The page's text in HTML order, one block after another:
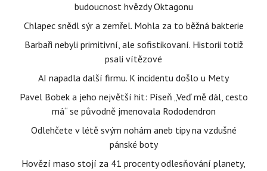
budoucnost hvězdy Oktagonu
Chlapec snědl sýr a zemřel. Mohla za to běžná bakterie
Barbaři nebyli primitivní, ale sofistikovaní. Historii totiž
psali vítězové
AI napadla další firmu. K incidentu došlo u Mety
Pavel Bobek a jeho největší hit: Píseň „Veď mě dál, cesto
má“ se původně jmenovala Rododendron
Odlehčete v létě svým nohám aneb tipy na vzdušné
pánské boty
Hovězí maso stojí za 41 procenty odlesňování planety,